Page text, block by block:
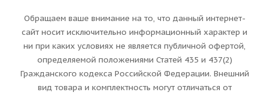
Обращаем ваше внимание на то, что данный интернет-
сайт носит исключительно информационный характер и
ни при каких условиях не является публичной офертой,
определяемой положениями Статей 435 и 437(2)
Гражданского кодекса Российской Федерации. Внешний
вид товара и комплектность могут отличаться от